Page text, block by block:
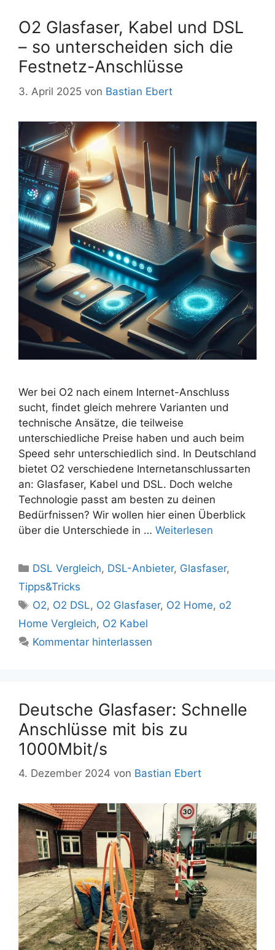
O2 Glasfaser, Kabel und DSL
– so unterscheiden sich die
Festnetz-Anschlüsse
3. April 2025 von Bastian Ebert
Wer bei O2 nach einem Internet-Anschluss
sucht, findet gleich mehrere Varianten und
technische Ansätze, die teilweise
unterschiedliche Preise haben und auch beim
Speed sehr unterschiedlich sind. In Deutschland
bietet O2 verschiedene Internetanschlussarten
an: Glasfaser, Kabel und DSL. Doch welche
Technologie passt am besten zu deinen
Bedürfnissen? Wir wollen hier einen Überblick
über die Unterschiede in … Weiterlesen
Kategorien
DSL Vergleich, DSL-Anbieter, Glasfaser,
Tipps&Tricks
Schlagwörter
O2, O2 DSL, O2 Glasfaser, O2 Home, o2
Home Vergleich, O2 Kabel
Kommentar hinterlassen
Deutsche Glasfaser: Schnelle
Anschlüsse mit bis zu
1000Mbit/s
4. Dezember 2024 von Bastian Ebert